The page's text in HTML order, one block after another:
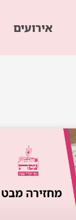
אירועים